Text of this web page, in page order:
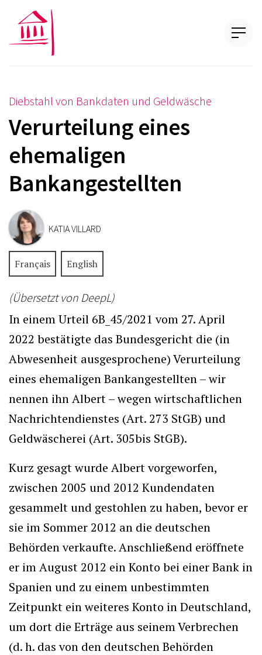
Diebstahl von Bankdaten und Geldwäsche
Verurteilung eines
ehemaligen
Bankangestellten
KATIA VILLARD
Français English
(Übersetzt von DeepL)
In einem Urteil 6B_45/2021 vom 27. April
2022 bestätigte das Bundesgericht die (in
Abwesenheit ausgesprochene) Verurteilung
eines ehemaligen Bankangestellten – wir
nennen ihn Albert – wegen wirtschaftlichen
Nachrichtendienstes (Art. 273 StGB) und
Geldwäscherei (Art. 305bis StGB).
Kurz gesagt wurde Albert vorgeworfen,
zwischen 2005 und 2012 Kundendaten
gesammelt und gestohlen zu haben, bevor er
sie im Sommer 2012 an die deutschen
Behörden verkaufte. Anschließend eröffnete
er im August 2012 ein Konto bei einer Bank in
Spanien und zu einem unbestimmten
Zeitpunkt ein weiteres Konto in Deutschland,
um dort die Erträge aus seinem Verbrechen
(d. h. das von den deutschen Behörden